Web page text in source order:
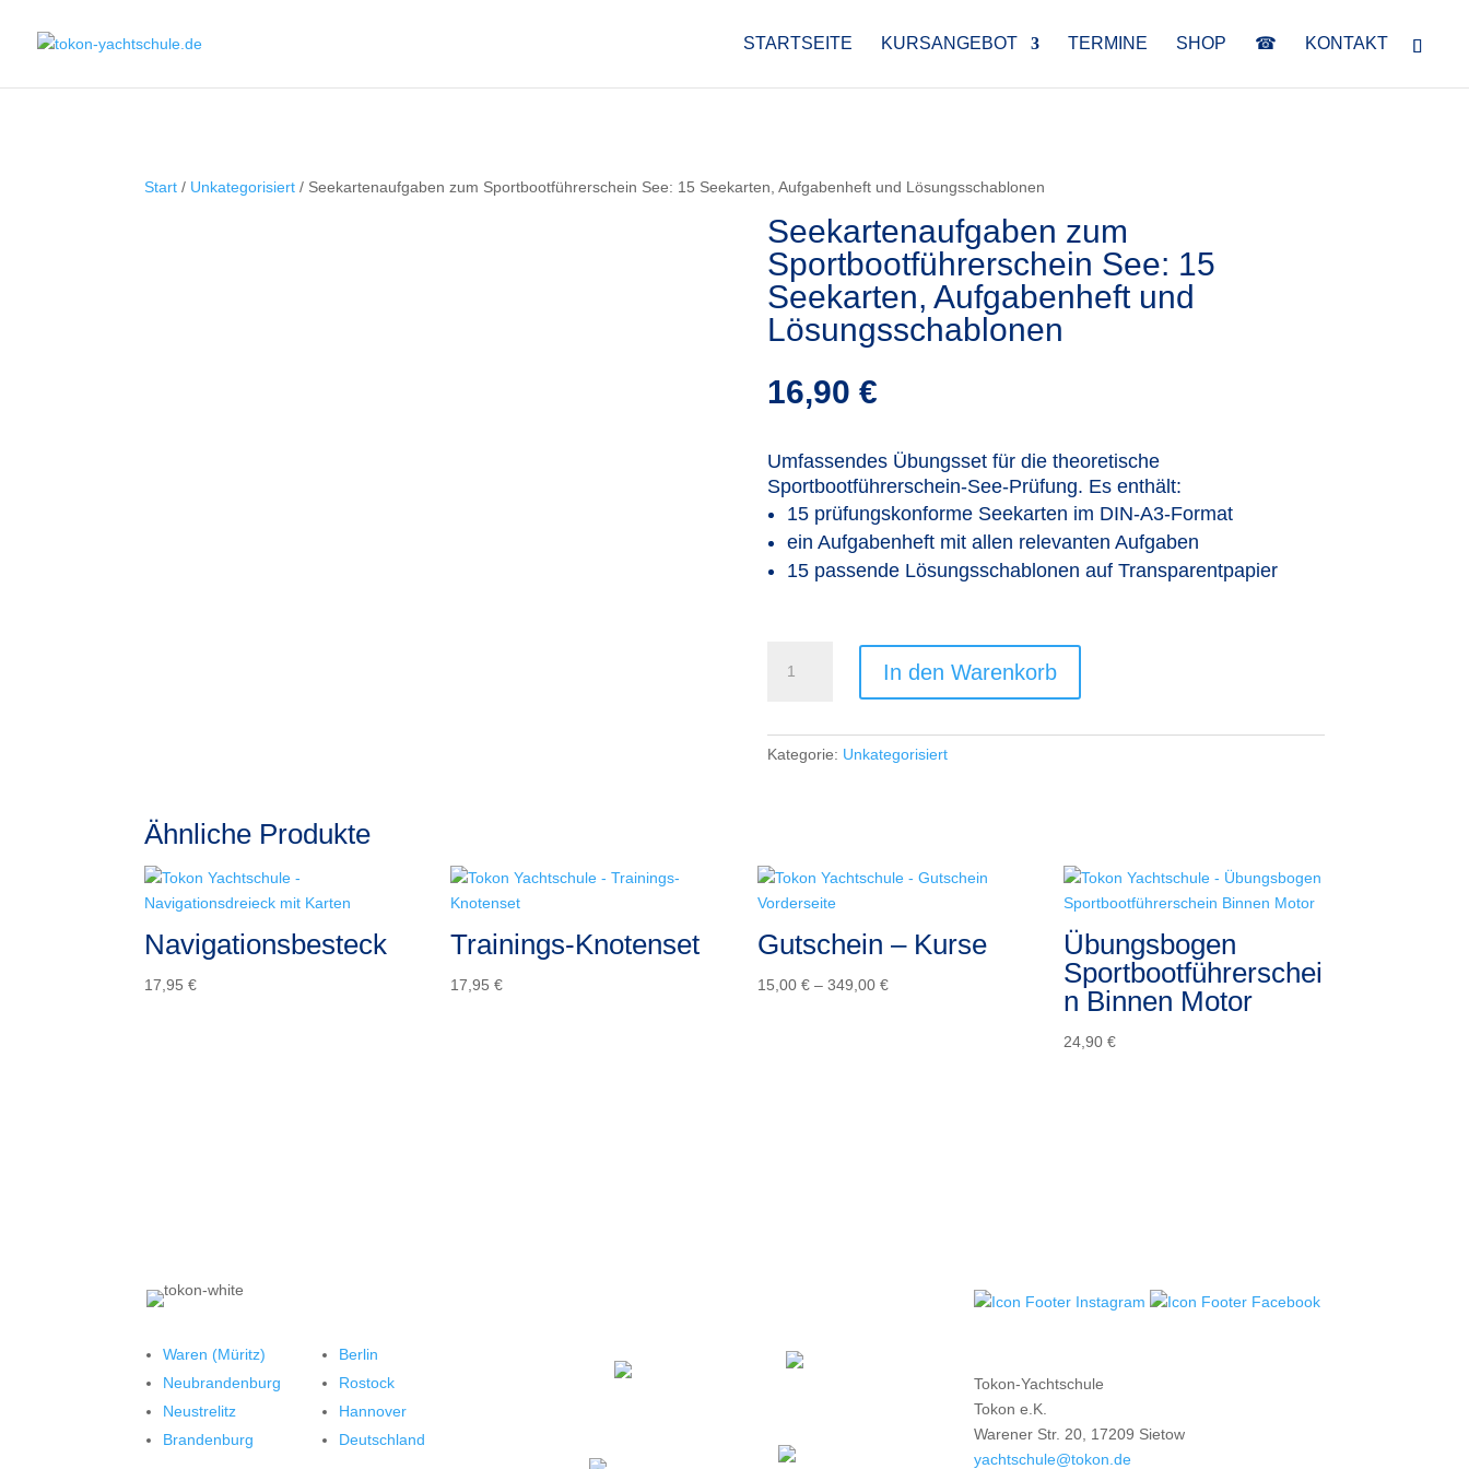
STARTSEITE KURSANGEBOT TERMINE SHOP ☎ KONTAKT
Start / Unkategorisiert / Seekartenaufgaben zum Sportbootführerschein See: 15 Seekarten, Aufgabenheft und Lösungsschablonen
Seekartenaufgaben zum
Sportbootführerschein See: 15
Seekarten, Aufgabenheft und
Lösungsschablonen
16,90 €
Umfassendes Übungsset für die theoretische
Sportbootführerschein-See-Prüfung. Es enthält:
15 prüfungskonforme Seekarten im DIN-A3-Format
ein Aufgabenheft mit allen relevanten Aufgaben
15 passende Lösungsschablonen auf Transparentpapier
Seekartenaufgaben
zum
Sportbootführerschein
15
Menge
In den Warenkorb
Kategorie: Unkategorisiert
Ähnliche Produkte
Navigationsbesteck
17,95 €
Trainings-Knotenset
17,95€
Gutschein – Kurse
15,00 € – 349,00 €Preisspanne:
Übungsbogen
Sportbootführerschei
n Binnen Motor
24,90 €
Waren (Müritz)
Neubrandenburg
Neustrelitz
Brandenburg
Berlin
Rostock
Hannover
Deutschland
Tokon-Yachtschule
Tokon e.K.
Warener Str. 20, 17209 Sietow
yachtschule@tokon.de